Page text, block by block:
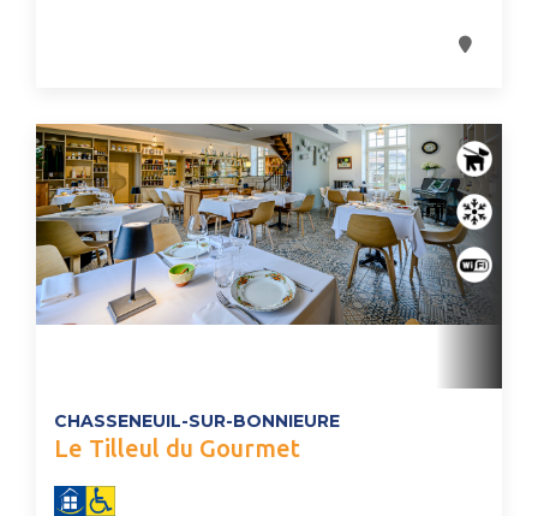
CHASSENEUIL-SUR-BONNIEURE
Le Tilleul du Gourmet